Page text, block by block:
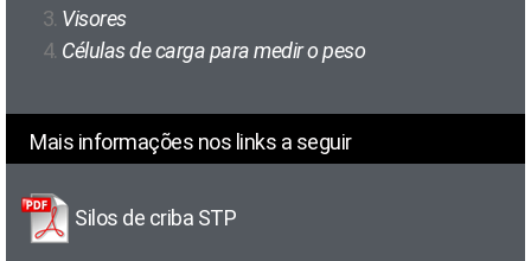
Visores
Células de carga para medir o peso
Mais informações nos links a seguir
Silos de criba STP